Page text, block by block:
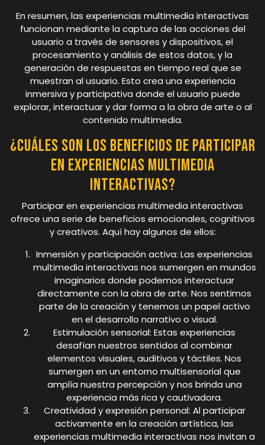
En resumen, las experiencias multimedia interactivas
funcionan mediante la captura de las acciones del
usuario a través de sensores y dispositivos, el
procesamiento y análisis de estos datos, y la
generación de respuestas en tiempo real que se
muestran al usuario. Esto crea una experiencia
inmersiva y participativa donde el usuario puede
explorar, interactuar y dar forma a la obra de arte o al
contenido multimedia.
¿Cuáles son los beneficios de participar
en experiencias multimedia
interactivas?
Participar en experiencias multimedia interactivas
ofrece una serie de beneficios emocionales, cognitivos
y creativos. Aquí hay algunos de ellos:
Inmersión y participación activa: Las experiencias
multimedia interactivas nos sumergen en mundos
imaginarios donde podemos interactuar
directamente con la obra de arte. Nos sentimos
parte de la creación y tenemos un papel activo
en el desarrollo narrativo o visual.
Estimulación sensorial: Estas experiencias
desafían nuestros sentidos al combinar
elementos visuales, auditivos y táctiles. Nos
sumergen en un entorno multisensorial que
amplía nuestra percepción y nos brinda una
experiencia más rica y cautivadora.
Creatividad y expresión personal: Al participar
activamente en la creación artística, las
experiencias multimedia interactivas nos invitan a